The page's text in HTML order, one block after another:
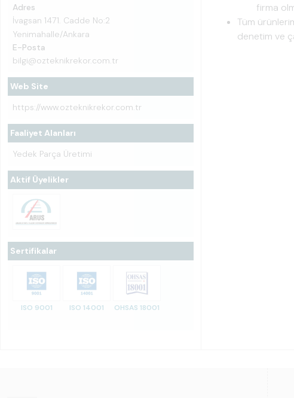
Adres
İvagsan 1471. Cadde No:2
Yenimahalle/Ankara
E-Posta
bilgi@ozteknikrekor.com.tr
Web Site
https://www.ozteknikrekor.com.tr
Faaliyet Alanları
Yedek Parça Üretimi
Aktif Üyelikler
Sertifikalar
ISO 9001 ISO 14001 OHSAS 18001
firma
Tüm
denetim ve